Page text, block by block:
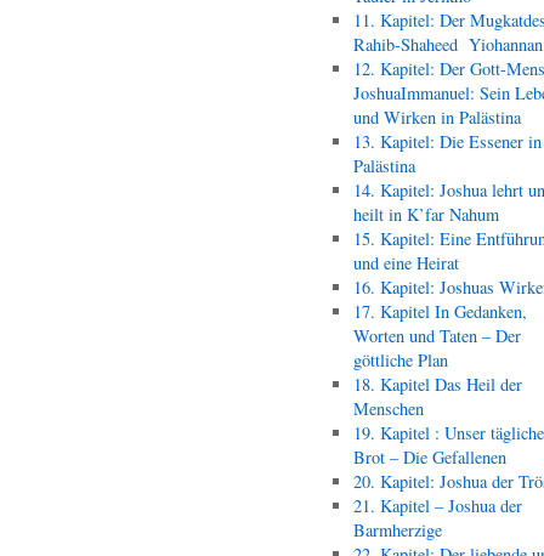
11. Kapitel: Der
Rahib-Shaheed
12. Kapitel: Der Gott-
JoshuaImmanuel: Sein
und Wirken in Palästina
13. Kapitel: Die Essener in
Palästina
14. Kapitel: Joshua lehrt
heilt in K’far Nahum
15. Kapitel: Eine
und eine Heirat
16. Kapitel: Joshuas
17. Kapitel In Gedanken,
Worten und Taten – Der
göttliche Plan
18. Kapitel Das Heil der
Menschen
19. Kapitel : Unser
Brot – Die Gefallenen
20. Kapitel: Joshua der
21. Kapitel – Joshua der
Barmherzige